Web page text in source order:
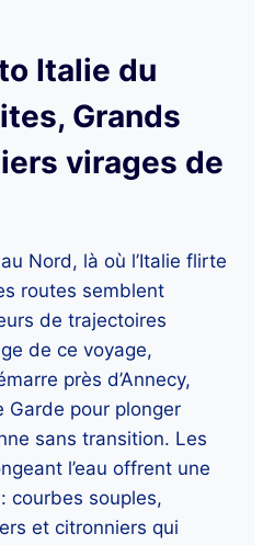
Italie du
Grands
virages de
Nord, là où l’Italie flirte
routes semblent
de trajectoires
de ce voyage,
près d’Annecy,
Garde pour plonger
sans transition. Les
l’eau offrent une
courbes souples,
et citronniers qui